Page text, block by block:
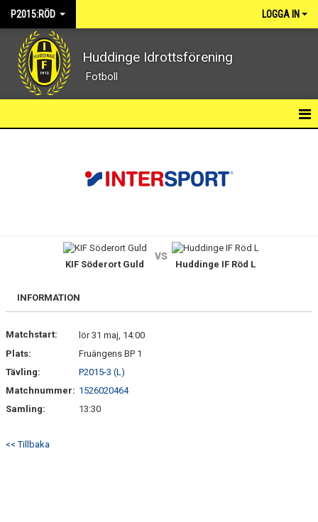
P2015:RÖD LOGGA IN
Huddinge Idrottsförening
Fotboll
BILDGALLERI
KONTAKT
KIF Söderort Guld
vs
Huddinge IF Röd L
INFORMATION
Matchstart:
lör 31 maj, 14:00
Plats:
Fruängens BP 1
Tävling:
P2015-3 (L)
Matchnummer: 1526020464
Samling:
13:30
<< Tillbaka